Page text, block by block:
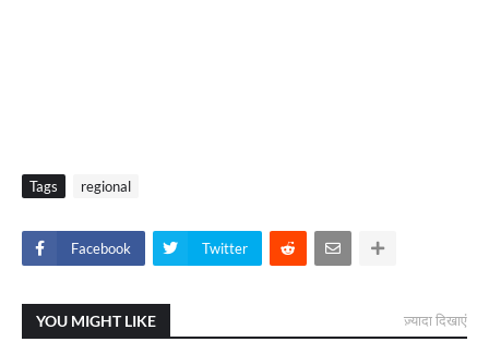
Tags regional
Facebook Twitter
YOU MIGHT LIKE ज़्यादा दिखाएं